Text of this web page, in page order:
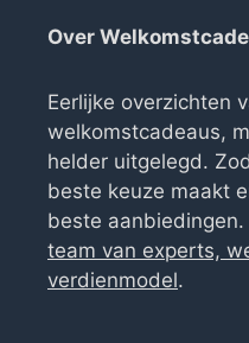
Over
Eerlijke overzichten
welkomstcadeaus,
helder uitgelegd.
beste keuze maakt
beste aanbiedingen.
team van experts,
verdienmodel.